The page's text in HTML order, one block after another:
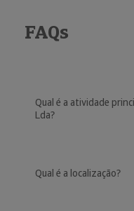
FAQs
Qual é a atividade
Lda?
Qual é a localização?